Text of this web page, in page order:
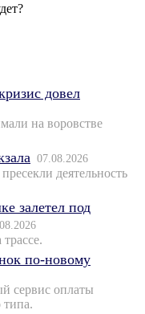
довел
на воровстве
07.08.2026
деятельность
залетел под
по-новому
сервис оплаты
типа.